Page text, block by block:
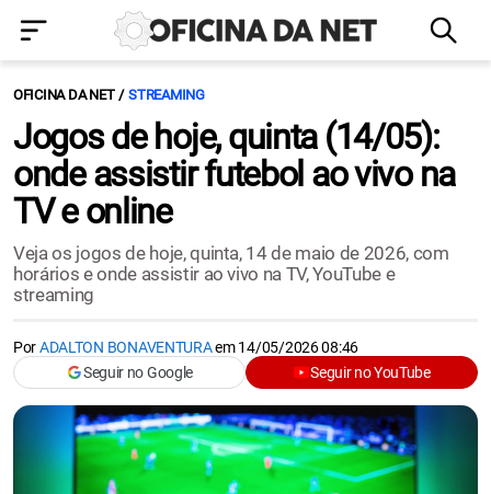
OFICINA DA NET STREAMING
Jogos de hoje, quinta (14/05):
onde assistir futebol ao vivo na
TV e online
Veja os jogos de hoje, quinta, 14 de maio de 2026, com
horários e onde assistir ao vivo na TV, YouTube e
streaming
PorADALTON BONAVENTURAem14/05/2026 08:46
Seguir no Google
Seguir no YouTube